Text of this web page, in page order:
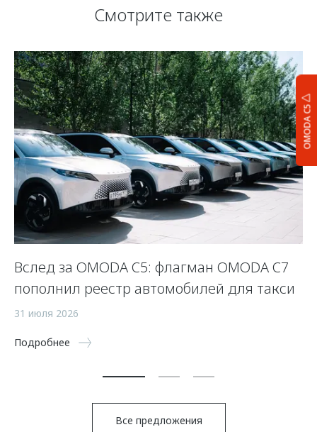
OMODA C5
Смотрите также
Вслед за OMODA C5: флагман OMODA C7
пополнил реестр автомобилей для такси
31 июля 2026
Подробнее
Все предложения